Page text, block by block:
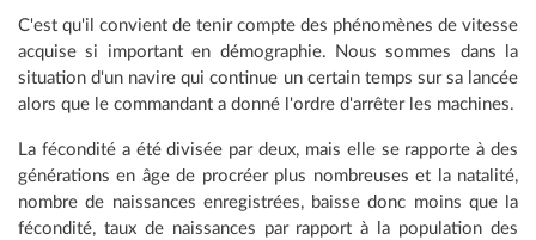
C'est qu'il convient de tenir compte des phénomènes de vitesse
acquise si important en démographie. Nous sommes dans la
situation d'un navire qui continue un certain temps sur sa lancée
alors que le commandant a donné l'ordre d'arrêter les machines.
La fécondité a été divisée par deux, mais elle se rapporte à des
générations en âge de procréer plus nombreuses et la natalité,
nombre de naissances enregistrées, baisse donc moins que la
fécondité, taux de naissances par rapport à la population des